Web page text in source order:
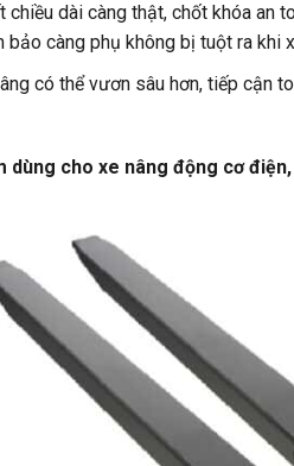
chiều dài càng thật, chốt khóa
càng phụ không bị tuột ra khi
có thể vươn sâu hơn, tiếp cận
cho xe nâng động cơ